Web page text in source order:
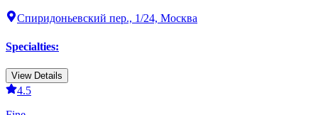
Спиридоньевский пер., 1/24, Москва
Specialties:
View Details
4.5